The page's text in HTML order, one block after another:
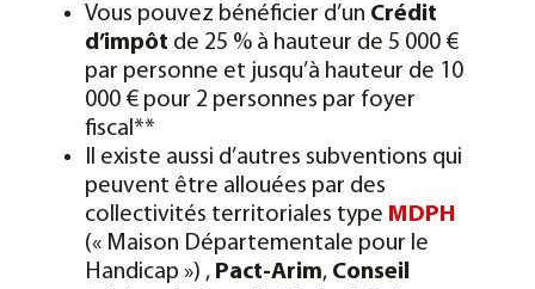
Vous pouvez bénéficier d’un Crédit
d’impôt de 25 % à hauteur de 5 000 €
par personne et jusqu’à hauteur de 10
000 € pour 2 personnes par foyer
fiscal**
Il existe aussi d’autres subventions qui
peuvent être allouées par des
collectivités territoriales type MDPH
(« Maison Départementale pour le
Handicap ») , Pact-Arim, Conseil